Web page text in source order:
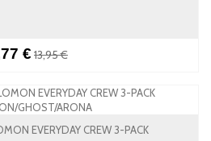
€ 13,95 €
EVERYDAY CREW 3-PACK